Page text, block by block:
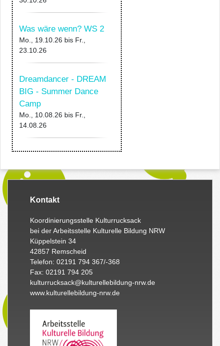
Was wäre wenn? WS 2
Mo., 19.10.26 bis Fr.,
23.10.26
Dreamdancer - DREAM
BIG - Summer Dance
Camp
Mo., 10.08.26 bis Fr.,
14.08.26
Kontakt
Koordinierungsstelle Kulturrucksack
bei der Arbeitsstelle Kulturelle Bildung NRW
Küppelstein 34
42857 Remscheid
Telefon: 02191 794 367/-368
Fax: 02191 794 205
kulturrucksack@kulturellebildung-nrw.de
www.kulturellebildung-nrw.de